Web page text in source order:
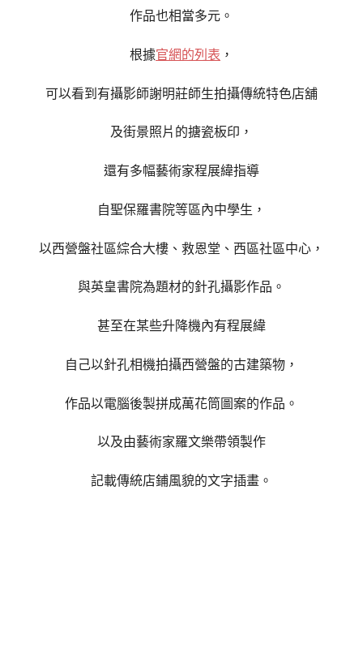
作品也相當多元。
根據官網的列表 ，
可以看到有攝影師謝明莊師生拍攝傳統特色店舖
及街景照片的搪瓷板印，
還有多幅藝術家程展緯指導
自聖保羅書院等區內中學生，
以西營盤社區綜合大樓、救恩堂、西區社區中心，
與英皇書院為題材的針孔攝影作品。
甚至在某些升降機內有程展緯
自己以針孔相機拍攝西營盤的古建築物，
作品以電腦後製拼成萬花筒圖案的作品。
以及由藝術家羅文樂帶領製作
記載傳統店鋪風貌的文字插畫。